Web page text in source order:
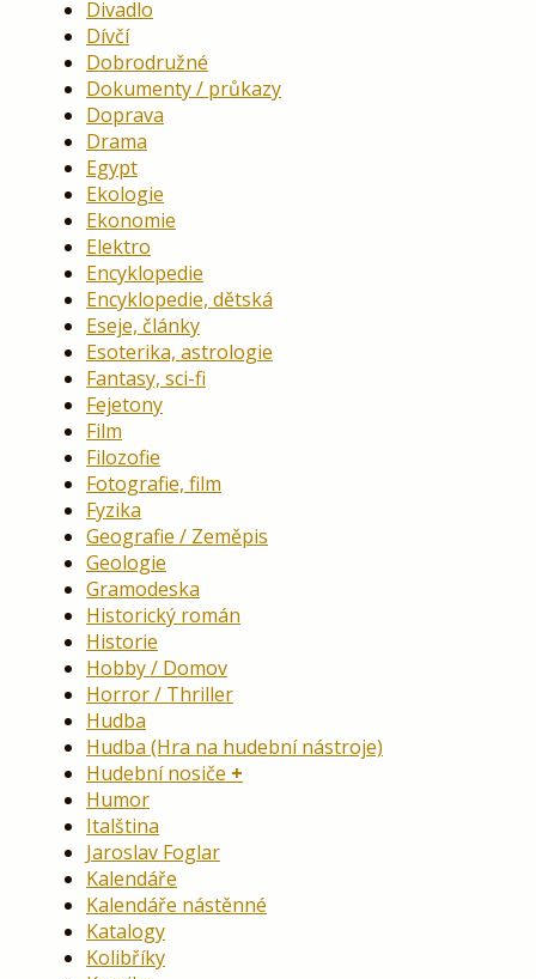
Divadlo
Dívčí
Dobrodružné
Dokumenty / průkazy
Doprava
Drama
Egypt
Ekologie
Ekonomie
Elektro
Encyklopedie
Encyklopedie, dětská
Eseje, články
Esoterika, astrologie
Fantasy, sci-fi
Fejetony
Film
Filozofie
Fotografie, film
Fyzika
Geografie / Zeměpis
Geologie
Gramodeska
Historický román
Historie
Hobby / Domov
Horror / Thriller
Hudba
Hudba (Hra na hudební nástroje)
Hudební nosiče
Humor
Italština
Jaroslav Foglar
Kalendáře
Kalendáře nástěnné
Katalogy
Kolibříky